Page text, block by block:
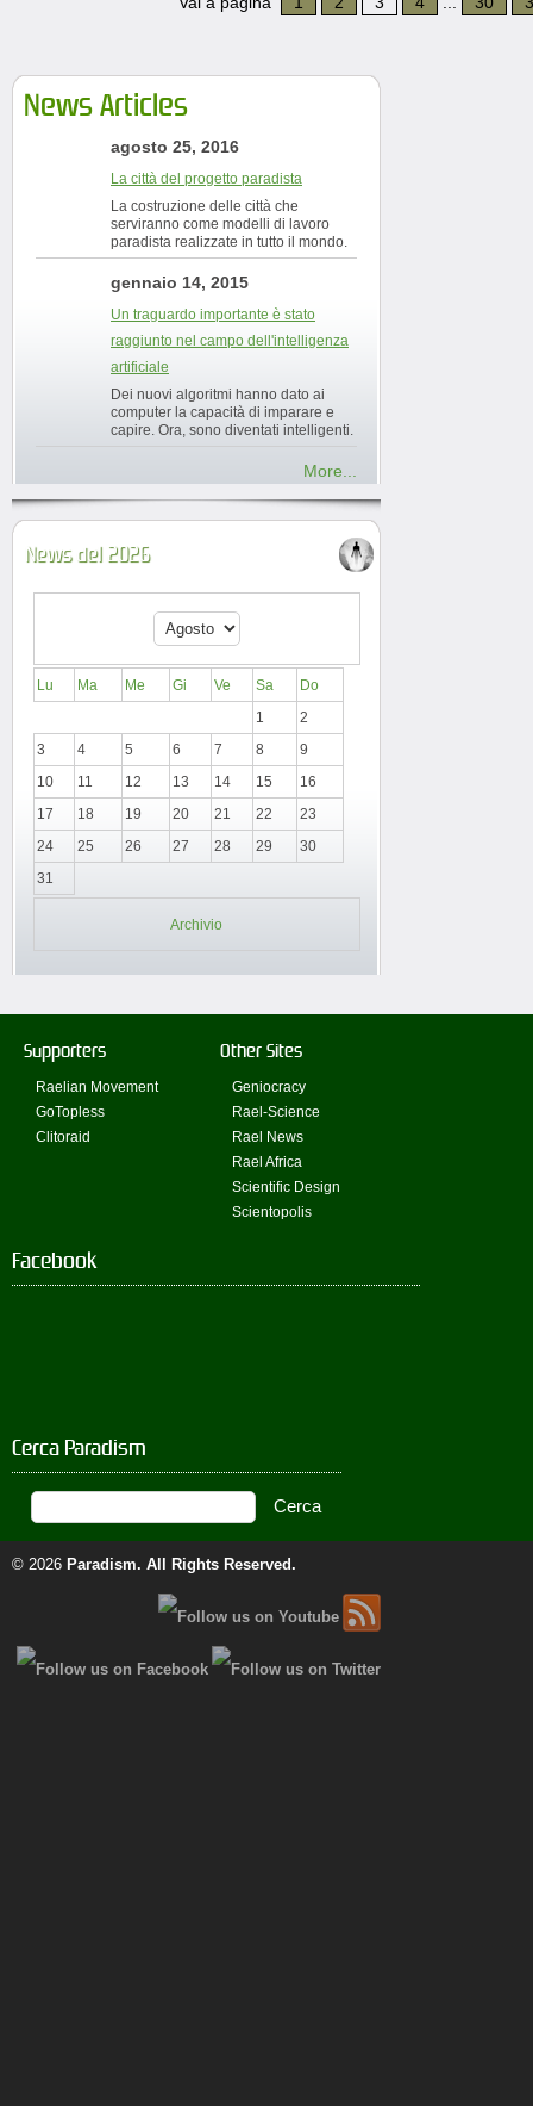
News Articles
agosto 25, 2016
La città del progetto paradista
La costruzione delle città che
serviranno come modelli di lavoro
paradista realizzate in tutto il mondo.
gennaio 14, 2015
Un traguardo importante è stato
raggiunto nel campo dell'intelligenza
artificiale
Dei nuovi algoritmi hanno dato ai
computer la capacità di imparare e
capire. Ora, sono diventati intelligenti.
More...
News del 2026
Lu Ma Me Gi Ve Sa
Do
1
2
3
4 5 6 7 8
9
10
11 12 13 14 15
16
17
18 19 20 21 22
23
24
25 26 27 28 29
30
31
Archivio
Supporters
Raelian Movement
GoTopless
Clitoraid
Other Sites
Geniocracy
Rael-Science
Rael News
Rael Africa
Scientific Design
Scientopolis
Facebook
Cerca Paradism
© 2026 Paradism. All Rights Reserved.